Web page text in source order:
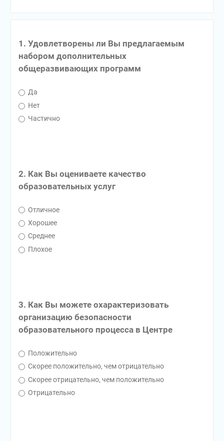
1. Удовлетворены ли Вы предлагаемым
набором дополнительных
общеразвивающих программ
Да
Нет
Частично
2. Как Вы оцениваете качество
образовательных услуг
Отличное
Хорошее
Среднее
Плохое
3. Как Вы можете охарактеризовать
организацию безопасности
образовательного процесса в Центре
Положительно
Скорее положительно, чем отрицательно
Скорее отрицательно, чем положительно
Отрицательно